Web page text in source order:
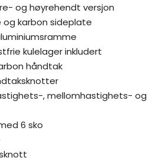
og høyrehendt versjon
og karbon sideplate
kulelager inkludert
håndtak
, mellomhastighets- og
6 sko